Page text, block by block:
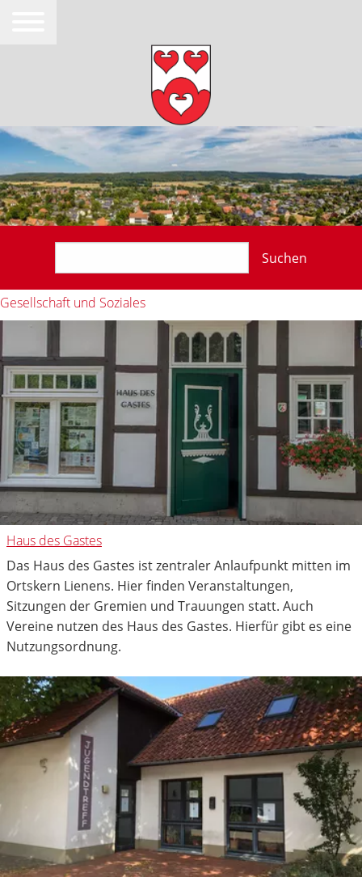
Suchen
Gesellschaft und Soziales
Haus des Gastes
Das Haus des Gastes ist zentraler Anlaufpunkt mitten im
Ortskern Lienens. Hier finden Veranstaltungen,
Sitzungen der Gremien und Trauungen statt. Auch
Vereine nutzen des Haus des Gastes. Hierfür gibt es eine
Nutzungsordnung.